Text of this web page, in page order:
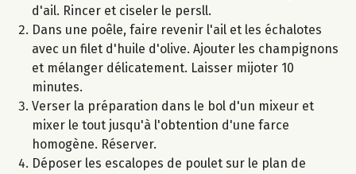
d'ail. Rincer et ciseler le persll.
Dans une poêle, faire revenir l'ail et les échalotes
avec un filet d'huile d'olive. Ajouter les champignons
et mélanger délicatement. Laisser mijoter 10
minutes.
Verser la préparation dans le bol d'un mixeur et
mixer le tout jusqu'à l'obtention d'une farce
homogène. Réserver.
Déposer les escalopes de poulet sur le plan de